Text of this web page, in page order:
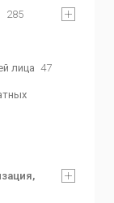
285
лица 47